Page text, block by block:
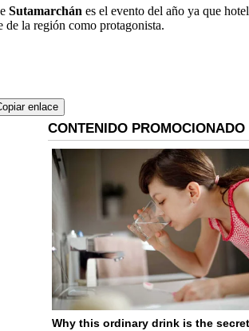
Sutamarchán es el evento del año ya que
de la región como protagonista.
enlace